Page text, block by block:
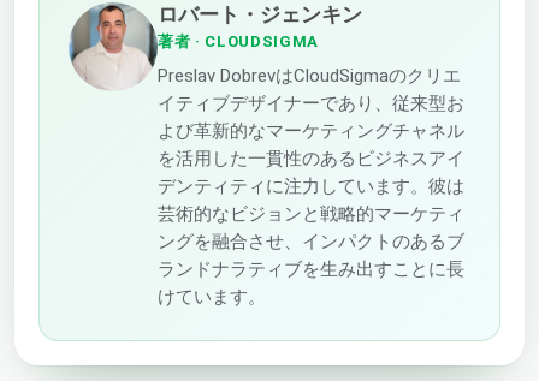
ロバート・ジェンキン
著者 · CLOUDSIGMA
Preslav DobrevはCloudSigmaのクリエ
イティブデザイナーであり、従来型お
よび革新的なマーケティングチャネル
を活用した一貫性のあるビジネスアイ
デンティティに注力しています。彼は
芸術的なビジョンと戦略的マーケティ
ングを融合させ、インパクトのあるブ
ランドナラティブを生み出すことに長
けています。